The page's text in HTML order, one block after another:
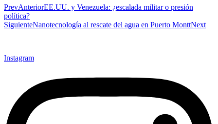
PrevAnteriorEE.UU. y Venezuela: ¿escalada militar o presión
política?
SiguienteNanotecnología al rescate del agua en Puerto MonttNext
Instagram